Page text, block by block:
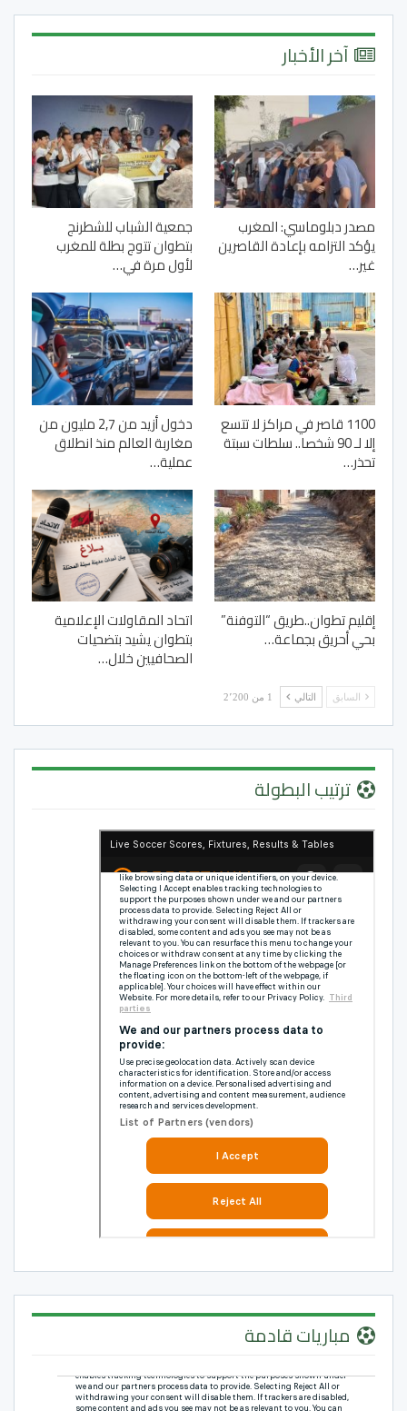
آخر الأخبار
مصدر دبلوماسي: المغرب
يؤكد التزامه بإعادة القاصرين
غير…
جمعية الشباب للشطرنج
بتطوان تتوج بطلة للمغرب
لأول مرة في…
1100 قاصر في مراكز لا تتسع
إلا لـ 90 شخصا.. سلطات سبتة
تحذر…
دخول أزيد من 2,7 مليون من
مغاربة العالم منذ انطلاق
عملية…
إقليم تطوان..طريق “التوفنة”
بحي أحريق بجماعة…
اتحاد المقاولات الإعلامية
بتطوان يشيد بتضحيات
الصحافيين خلال…
السابق التالي 1 من 2٬200
ترتيب البطولة
مباريات قادمة